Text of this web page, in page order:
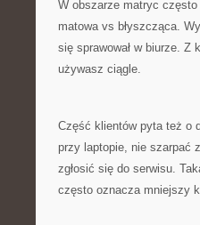
W obszarze matryc
matowa vs błyszcząca.
się sprawował w biurze. Z
używasz ciągle.
Część klientów pyta też o
przy laptopie, nie szarpać
zgłosić się do serwisu.
często oznacza mniejszy